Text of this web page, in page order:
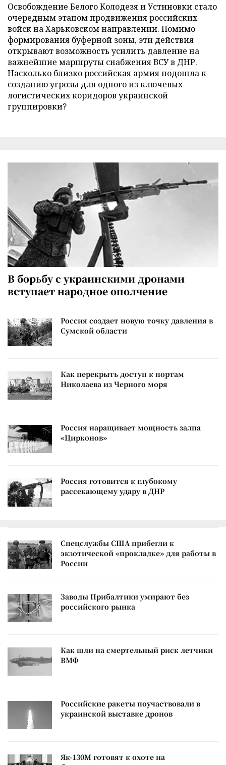
Освобождение Белого Колодезя и Устиновки стало
очередным этапом продвижения российских
войск на Харьковском направлении. Помимо
формирования буферной зоны, эти действия
открывают возможность усилить давление на
важнейшие маршруты снабжения ВСУ в ДНР.
Насколько близко российская армия подошла к
созданию угрозы для одного из ключевых
логистических коридоров украинской
группировки?
В борьбу с украинскими дронами
вступает народное ополчение
Россия создает новую точку давления в
Сумской области
Как перекрыть доступ к портам
Николаева из Черного моря
Россия наращивает мощность залпа
«Цирконов»
Россия готовится к глубокому
рассекающему удару в ДНР
Спецслужбы США прибегли к
экзотической «прокладке» для работы в
России
Заводы Прибалтики умирают без
российского рынка
Как шли на смертельный риск летчики
ВМФ
Российские ракеты поучаствовали в
украинской выставке дронов
Як-130М готовят к охоте на